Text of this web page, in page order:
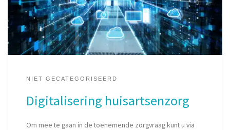
NIET GECATEGORISEERD
Digitalisering huisartsenzorg
Om mee te gaan in de toenemende zorgvraag kunt u via